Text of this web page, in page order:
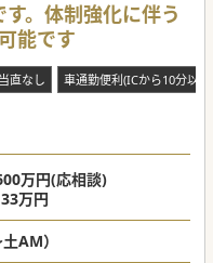
す。体制強化に伴う
能です
当直なし 車通勤便利(ICから10分以内)
万円(応相談)
万円
AM）